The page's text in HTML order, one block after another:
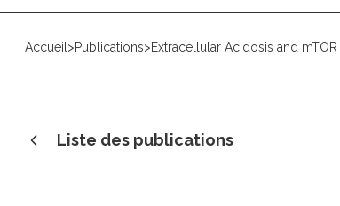
Accueil >Publications>Extracellular Acidosis and
Liste des publications